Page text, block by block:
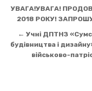
Навігація
записів
УВАГА!УВАГА!
2018 РОКУ!
← Учні ДПТНЗ
будівництва і
військово-